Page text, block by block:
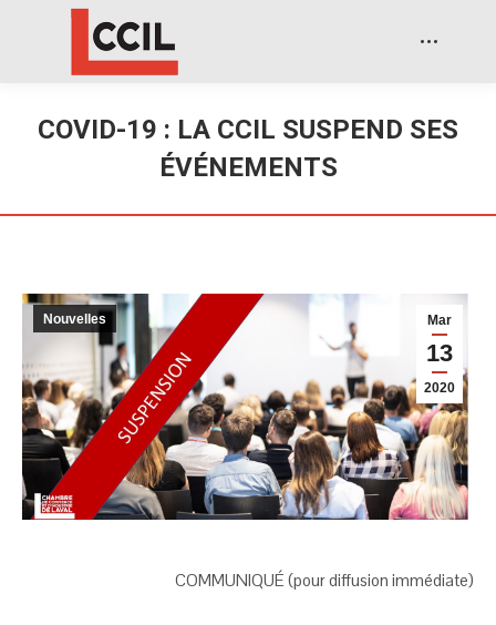
COVID-19 : LA CCIL SUSPEND SES
ÉVÉNEMENTS
Mar
13
2020
Nouvelles
COMMUNIQUÉ (pour diffusion immédiate)